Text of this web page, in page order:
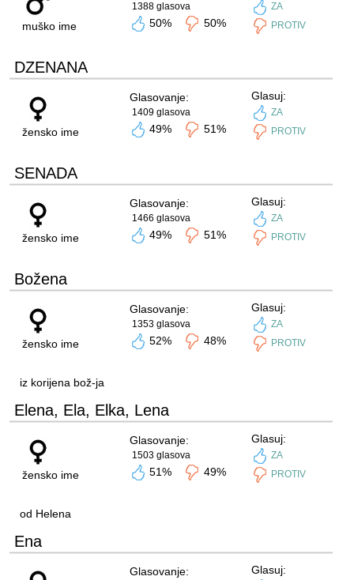
muško ime
1388 glasova
50% 50%
ZA
PROTIV
DZENANA
žensko ime
Glasovanje:
1409 glasova
49% 51%
Glasuj:
ZA
PROTIV
SENADA
žensko ime
Glasovanje:
1466 glasova
49% 51%
Glasuj:
ZA
PROTIV
Božena
žensko ime
Glasovanje:
1353 glasova
52% 48%
Glasuj:
ZA
PROTIV
iz korijena bož-ja
Elena, Ela, Elka, Lena
žensko ime
Glasovanje:
1503 glasova
51% 49%
Glasuj:
ZA
PROTIV
od Helena
Ena
Glasovanje: Glasuj: